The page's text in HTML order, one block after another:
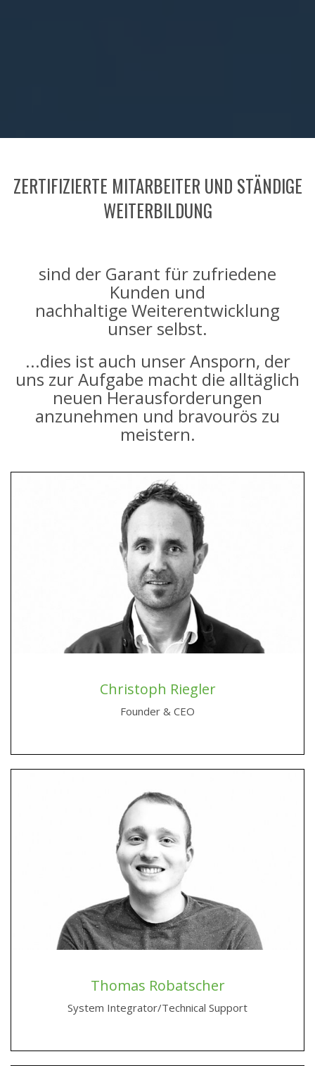
ZERTIFIZIERTE MITARBEITER UND STÄNDIGE
WEITERBILDUNG
sind der Garant für zufriedene
Kunden und
nachhaltige Weiterentwicklung
unser selbst.
...dies ist auch unser Ansporn, der
uns zur Aufgabe macht die alltäglich
neuen Herausforderungen
anzunehmen und bravourös zu
meistern.
Christoph Riegler
Founder & CEO
Thomas Robatscher
System Integrator/Technical Support